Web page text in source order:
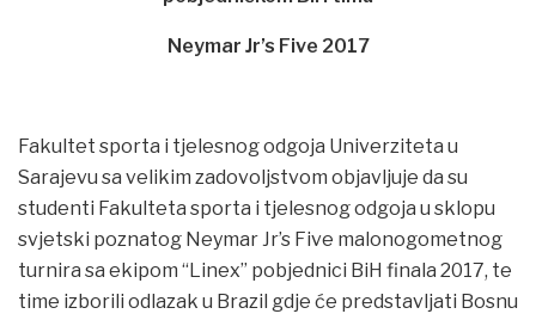
Neymar Jr’s Five 2017
Fakultet sporta i tjelesnog odgoja Univerziteta u
Sarajevu sa velikim zadovoljstvom objavljuje da su
studenti Fakulteta sporta i tjelesnog odgoja u sklopu
svjetski poznatog Neymar Jr’s Five malonogometnog
turnira sa ekipom “Linex” pobjednici BiH finala 2017, te
time izborili odlazak u Brazil gdje će predstavljati Bosnu